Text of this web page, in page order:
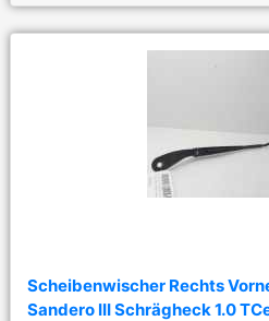
Scheibenwischer Rechts
Sandero III Schrägheck 1.0